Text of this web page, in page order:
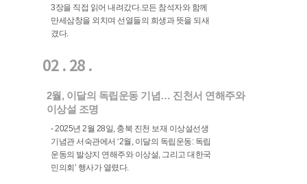
3장을 직접 읽어 내려갔다.모든 참석자와 함께
만세삼창을 외치며 선열들의 희생과 뜻을 되새
겼다.
02 . 28 .
2월, 이달의 독립운동 기념… 진천서 연해주와
이상설 조명
- 2025년 2월 28일, 충북 진천 보재 이상설선생
기념관 서숙관에서 ‘2월, 이달의 독립운동: 독립
운동의 발상지 연해주와 이상설, 그리고 대한국
민의회’ 행사가 열렸다.